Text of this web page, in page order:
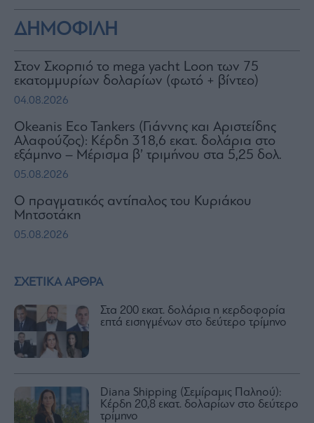
ΣΧΕΤΙΚΑ ΑΡΘΡΑ
Στα 200 εκατ. δολάρια η κερδοφορία
επτά εισηγμένων στο δεύτερο τρίμηνο
Diana Shipping (Σεμίραμις Παληού):
Κέρδη 20,8 εκατ. δολαρίων στο δεύτερο
τρίμηνο
ΔΗΜΟΦΙΛΗ
Στον Σκορπιό το mega yacht Loon των 75
εκατομμυρίων δολαρίων (φωτό + βίντεο)
04.08.2026
Okeanis Eco Tankers (Γιάννης και Αριστείδης
Αλαφούζος): Κέρδη 318,6 εκατ. δολάρια στο
εξάμηνο – Μέρισμα β’ τριμήνου στα 5,25 δολ.
05.08.2026
Ο πραγματικός αντίπαλος του Κυριάκου
Μητσοτάκη
05.08.2026